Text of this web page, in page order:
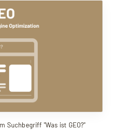
Suchbegriff "Was ist GEO?"